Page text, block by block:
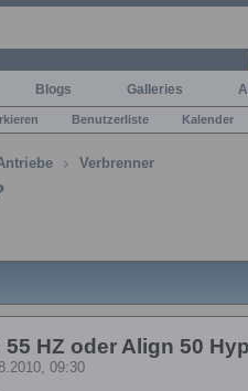
Blogs Galleries
Benutzerliste Kalender
Verbrenner
55 HZ oder Align 50
09:30